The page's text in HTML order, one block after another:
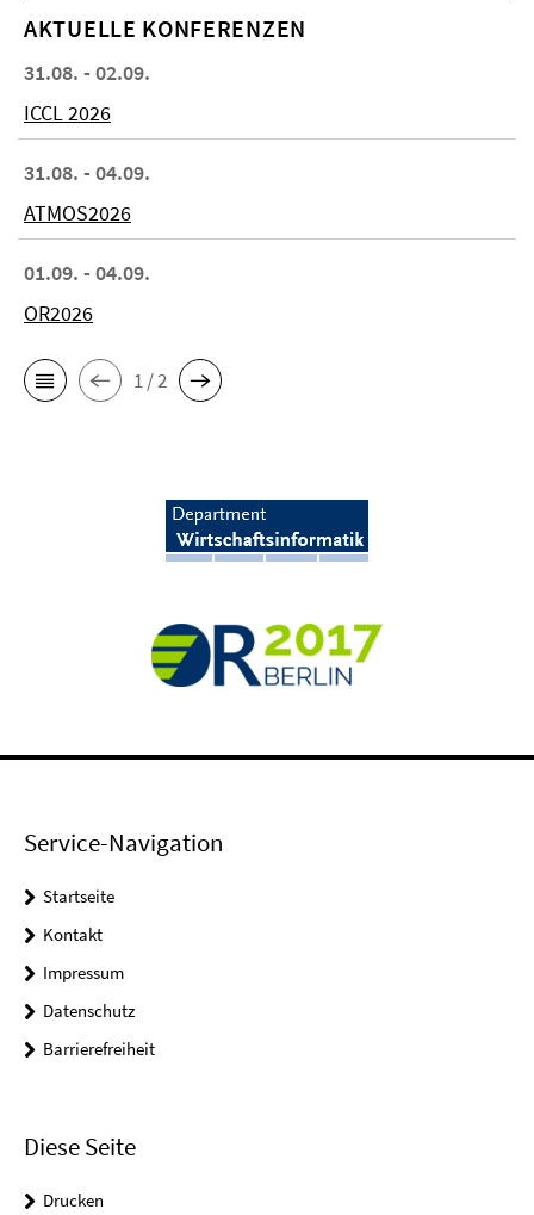
AKTUELLE KONFERENZEN
31.08. - 02.09.
ICCL 2026
31.08. - 04.09.
ATMOS2026
01.09. - 04.09.
OR2026
1 / 2
Service-Navigation
Startseite
Kontakt
Impressum
Datenschutz
Barrierefreiheit
Diese Seite
Drucken